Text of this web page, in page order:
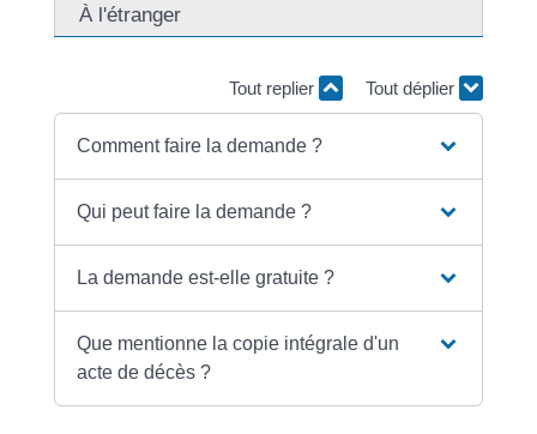
À l'étranger
Tout replier Tout déplier
Comment faire la demande ?
Qui peut faire la demande ?
La demande est-elle gratuite ?
Que mentionne la copie intégrale d'un
acte de décès ?